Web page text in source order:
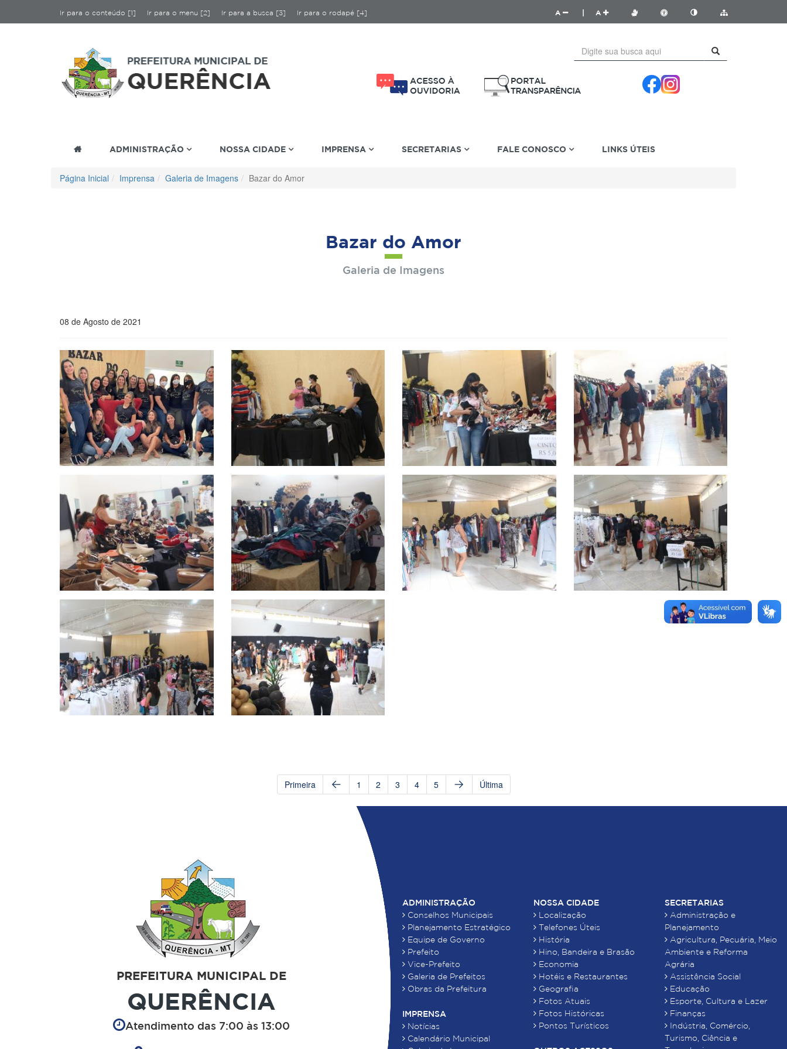
Ir para o conteúdo [1] Ir para o menu [2] Ir para a busca [3] Ir para o rodapé [4] A A
ADMINISTRAÇÃO NOSSA CIDADE IMPRENSA SECRETARIAS FALE CONOSCO LINKS ÚTEIS
Página Inicial Imprensa Galeria de Imagens Bazar do Amor
Bazar do Amor
Galeria de Imagens
08 de Agosto de 2021
Primeira 1 2 3 4 5 Última
PREFEITURA MUNICIPAL DE
QUERÊNCIA
Atendimento das 7:00 às 13:00
ADMINISTRAÇÃO
Conselhos Municipais
Planejamento Estratégico
Equipe de Governo
Prefeito
Vice-Prefeito
Galeria de Prefeitos
Obras da Prefeitura
IMPRENSA
Notícias
Calendário Municipal
NOSSA CIDADE
Localização
Telefones Úteis
História
Hino, Bandeira e Brasão
Economia
Hotéis e Restaurantes
Geografia
Fotos Atuais
Fotos Históricas
Pontos Turísticos
SECRETARIAS
Administração e
Planejamento
Agricultura, Pecuária, Meio
Ambiente e Reforma
Agrária
Assistência Social
Educação
Esporte, Cultura e Lazer
Finanças
Indústria, Comércio,
Turismo, Ciência e